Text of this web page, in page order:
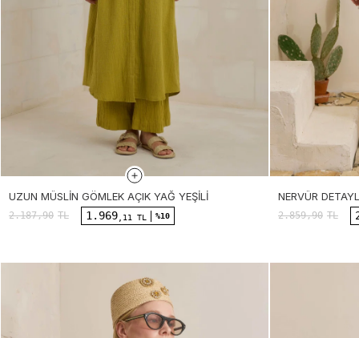
UZUN MÜSLIN GÖMLEK AÇIK YAĞ YEŞILI
2.187,90 TL 1.969 ,11 TL %10
NERVÜR
2.859,90 TL